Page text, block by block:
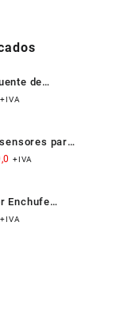
de
Aislada
+IVA
para
+IVA
Enchufe
Compacto
+IVA